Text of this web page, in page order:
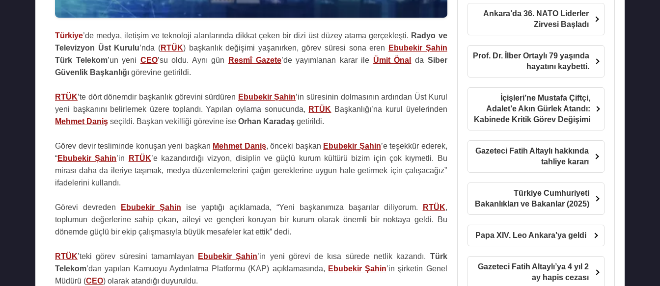
Türkiye’de medya, iletişim ve teknoloji alanlarında dikkat çeken bir dizi üst düzey atama gerçekleşti. Radyo ve
Televizyon Üst Kurulu’nda (RTÜK) başkanlık değişimi yaşanırken, görev süresi sona eren
Ebubekir Şahin
Türk Telekom’un yeni CEO’su oldu. Aynı gün Resmî Gazete’de yayımlanan karar ile Ümit Önal da Siber
Güvenlik Başkanlığı görevine getirildi.
RTÜK’te dört dönemdir başkanlık görevini sürdüren Ebubekir Şahin’in süresinin dolmasının ardından Üst Kurul
yeni başkanını belirlemek üzere toplandı. Yapılan oylama sonucunda, RTÜK Başkanlığı’na kurul üyelerinden
Mehmet Daniş seçildi. Başkan vekilliği görevine ise Orhan Karadaş getirildi.
Görev devir tesliminde konuşan yeni başkan Mehmet Daniş, önceki başkan Ebubekir Şahin’e teşekkür ederek,
“Ebubekir Şahin’in RTÜK’e kazandırdığı vizyon, disiplin ve güçlü kurum kültürü bizim için çok kıymetli. Bu
mirası daha da ileriye taşımak, medya düzenlemelerini çağın gereklerine uygun hale getirmek için çalışacağız”
ifadelerini kullandı.
Görevi devreden Ebubekir Şahin ise yaptığı açıklamada, “Yeni başkanımıza başarılar diliyorum. RTÜK,
toplumun değerlerine sahip çıkan, aileyi ve gençleri koruyan bir kurum olarak önemli bir noktaya geldi. Bu
dönemde güçlü bir ekip çalışmasıyla büyük mesafeler kat ettik” dedi.
RTÜK’teki görev süresini tamamlayan Ebubekir Şahin’in yeni görevi de kısa sürede netlik kazandı. Türk
Telekom’dan yapılan Kamuoyu Aydınlatma Platformu (KAP) açıklamasında, Ebubekir Şahin’in şirketin Genel
Müdürü (CEO) olarak atandığı duyuruldu.
Ankara’da 36. NATO Liderler
Zirvesi Başladı
Prof. Dr. İlber Ortaylı 79 yaşında
hayatını kaybetti.
İçişleri’ne Mustafa Çiftçi,
Adalet’e Akın Gürlek Atandı:
Kabinede Kritik Görev Değişimi
Gazeteci Fatih Altaylı hakkında
tahliye kararı
Türkiye Cumhuriyeti
Bakanlıkları ve Bakanlar (2025)
Papa XIV. Leo Ankara'ya geldi
Gazeteci Fatih Altaylı’ya 4 yıl 2
ay hapis cezası